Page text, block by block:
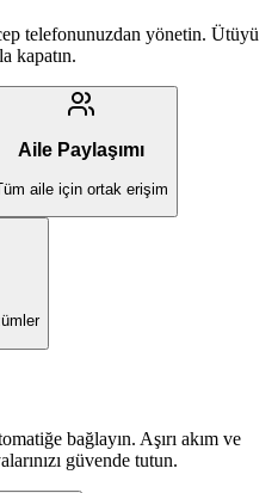
telefonunuzdan yönetin. Ütüyü
kapatın.
Aile Paylaşımı
aile için ortak erişim
bağlayın. Aşırı akım ve
güvende tutun.